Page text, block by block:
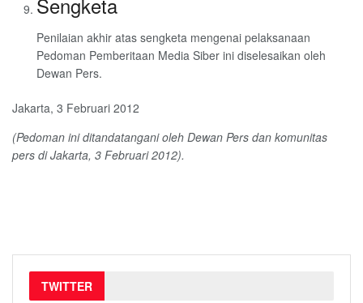
Sengketa
Penilaian akhir atas sengketa mengenai pelaksanaan
Pedoman Pemberitaan Media Siber ini diselesaikan oleh
Dewan Pers.
Jakarta, 3 Februari 2012
(Pedoman ini ditandatangani oleh Dewan Pers dan komunitas
pers di Jakarta, 3 Februari 2012).
TWITTER